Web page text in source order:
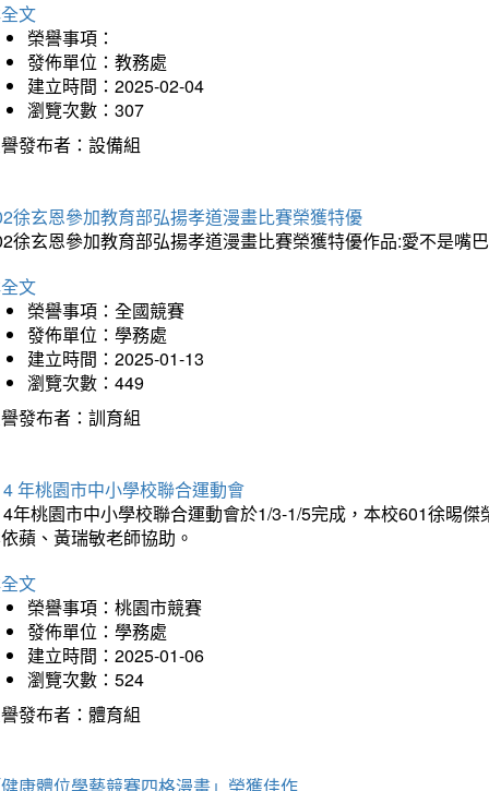
文
榮譽事項：
發佈單位：教務處
建立時間：2025-02-04
瀏覽次數：307
發布者：設備組
徐玄恩參加教育部弘揚孝道漫畫比賽榮獲特優
徐玄恩參加教育部弘揚孝道漫畫比賽榮獲特優作品:愛不是嘴
文
榮譽事項：全國競賽
發佈單位：學務處
建立時間：2025-01-13
瀏覽次數：449
發布者：訓育組
年桃園市中小學校聯合運動會
年桃園市中小學校聯合運動會於1/3-1/5完成，本校601徐晹
蘋、黃瑞敏老師協助。
文
榮譽事項：桃園市競賽
發佈單位：學務處
建立時間：2025-01-06
瀏覽次數：524
發布者：體育組